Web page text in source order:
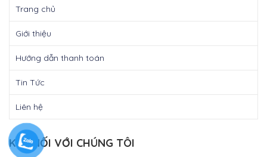
Trang chủ
Giới thiệu
Hướng dẫn thanh toán
Tin Tức
Liên hệ
KẾT NỐI VỚI CHÚNG TÔI